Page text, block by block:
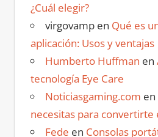
¿Cuál elegir?
virgovampen Qué es
aplicación: Usos y ventajas
Humberto Huffman en
tecnología Eye Care
Noticiasgaming.com en
necesitas para convertirte
Fede en Consolas